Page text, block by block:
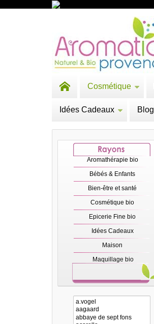
Cosmétique
Idées Cadeaux Blog
Aromathérapie bio
Bébés & Enfants
Bien-être et santé
Cosmétique bio
Epicerie Fine bio
Idées Cadeaux
Maison
Maquillage bio